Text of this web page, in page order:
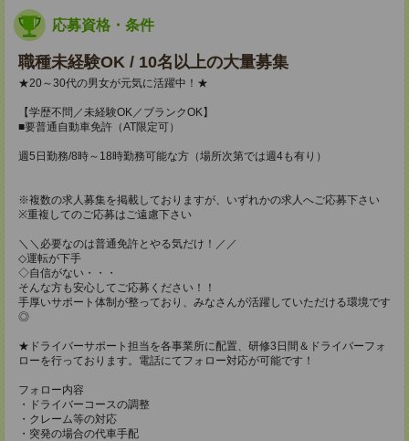
応募資格・条件
職種未経験OK / 10名以上の大量募集
★20～30代の男女が元気に活躍中！★
【学歴不問／未経験OK／ブランクOK】
■要普通自動車免許（AT限定可）
週5日勤務/8時～18時勤務可能な方（場所次第では週4も有り）
※複数の求人募集を掲載しておりますが、いずれかの求人へご応募下さい
※重複してのご応募はご遠慮下さい
＼＼必要なのは普通免許とやる気だけ！／／
◇運転が下手
◇自信がない・・・
そんな方も安心してご応募ください！！
手厚いサポート体制が整っており、みなさんが活躍していただける環境です
◎
★ドライバーサポート担当を各事業所に配置、研修3日間＆ドライバーフォ
ローを行っております。電話にてフォロー対応が可能です！
フォロー内容
・ドライバーコースの調整
・クレーム等の対応
・突発の場合の代車手配